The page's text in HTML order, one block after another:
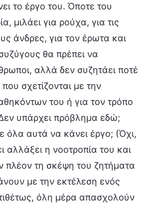
το έργο του. Όποτε του
μιλάει για ρούχα, για τις
άνδρες, για τον έρωτα και
θα πρέπει να
αλλά δεν συζητάει ποτέ
σχετίζονται με την
του ή για τον τρόπο
υπάρχει πρόβλημα εδώ;
όλα αυτά να κάνει έργο; (Όχι,
αλλάξει η νοοτροπία του και
πλέον τη σκέψη του ζητήματα
με την εκτέλεση ενός
όλη μέρα απασχολούν